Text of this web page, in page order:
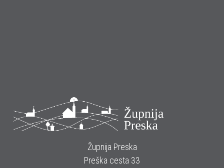
Župnija Preska
Preška cesta 33